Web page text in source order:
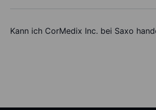
Kann ich CorMedix Inc. bei Saxo